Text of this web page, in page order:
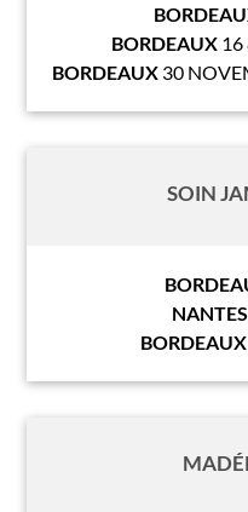
BORDEAUX 16
BORDEAUX 30
SOIN
NANTES
BORDEAUX